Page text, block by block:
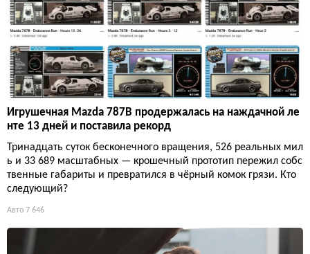
Игрушечная Mazda 787B продержалась на наждачной ле
нте 13 дней и поставила рекорд
Тринадцать суток бесконечного вращения, 526 реальных мил
ь и 33 689 масштабных — крошечный прототип пережил собс
твенные габариты и превратился в чёрный комок грязи. Кто
следующий?
Авто 7 646